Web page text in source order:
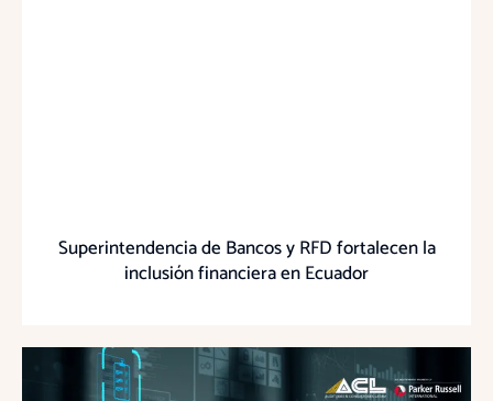
Superintendencia de Bancos y RFD fortalecen la
inclusión financiera en Ecuador